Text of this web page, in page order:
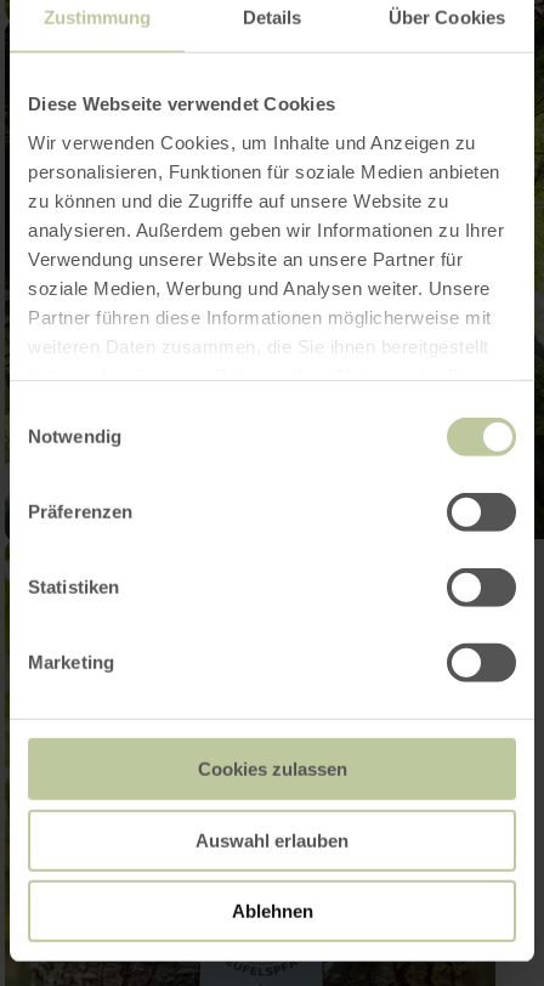
Zustimmung Details Über Cookies
Diese Webseite verwendet Cookies
Wir verwenden Cookies, um Inhalte und Anzeigen zu
personalisieren, Funktionen für soziale Medien anbieten
zu können und die Zugriffe auf unsere Website zu
analysieren. Außerdem geben wir Informationen zu Ihrer
Verwendung unserer Website an unsere Partner für
soziale Medien, Werbung und Analysen weiter. Unsere
Partner führen diese Informationen möglicherweise mit
weiteren Daten zusammen, die Sie ihnen bereitgestellt
Einwilligungsauswahl
Notwendig
Präferenzen
Statistiken
Marketing
Cookies zulassen
Auswahl erlauben
Ablehnen